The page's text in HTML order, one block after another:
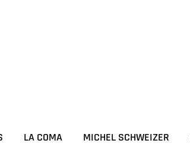
LA COMA MICHEL SCHWEIZER